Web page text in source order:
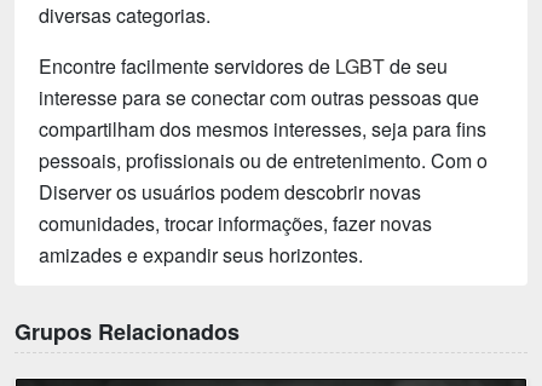
diversas categorias.
Encontre facilmente servidores de LGBTde seu
interesse para se conectar com outras pessoas que
compartilham dos mesmos interesses, seja para fins
pessoais, profissionais ou de entretenimento. Com o
Diserver os usuários podem descobrir novas
comunidades, trocar informações, fazer novas
amizades e expandir seus horizontes.
Grupos Relacionados